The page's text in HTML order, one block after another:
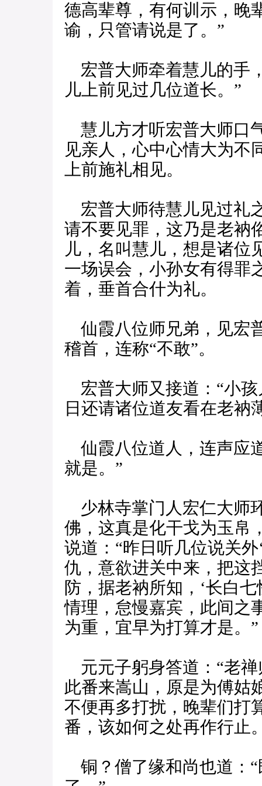
德高辈尊，有何训示，晚
谕，只管请说是了。”
宏普大师牵着慧儿的手
儿上前见过几位道长。”
慧儿方才听宏普大师口
见亲人，心中心情大为不
上前施礼相见。
宏普大师待慧儿见过礼
请不要见罪，这乃是老衲
儿，名叫慧儿，想是诸位
一场误会，小孙女有得
着，垂首合什为礼。
仙霞八位师兄弟，见宏
稽首，连称“不敢”。
宏普大师又接道：“小
日还请诸位道友看在老衲
仙霞八位道人，连声应
就是。”
少林寺掌门人宏仁大师
佛，这真是化干戈为玉
说道：“昨日听几位说关
仇，意欲进关中来，把这
防，据老衲所知，‘长白
情理，怠慢嘉宾，此间之
为重，宜早为打算才是。”
元元子躬身答道：“老
此番来嵩山，原是为傅姑
不便再多打扰，晚辈们打
番，该如何之处再作行止
铜？僧了缘和尚也道：